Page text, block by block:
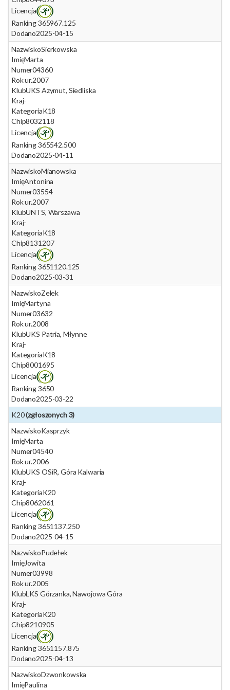
Licencja
Ranking 365967.125
Dodano2025-04-15
NazwiskoSierkowska
ImięMarta
Numer04360
Rok ur.2007
KlubUKS Azymut, Siedliska
Kraj-
KategoriaK18
Chip8032118
Licencja
Ranking 365542.500
Dodano2025-04-11
NazwiskoMianowska
ImięAntonina
Numer03554
Rok ur.2007
KlubUNTS, Warszawa
Kraj-
KategoriaK18
Chip8131207
Licencja
Ranking 3651120.125
Dodano2025-03-31
NazwiskoZelek
ImięMartyna
Numer03632
Rok ur.2008
KlubUKS Patria, Młynne
Kraj-
KategoriaK18
Chip8001695
Licencja
Ranking 3650
Dodano2025-03-22
K20(zgłoszonych 3)
NazwiskoKasprzyk
ImięMarta
Numer04540
Rok ur.2006
KlubUKS OSiR, Góra Kalwaria
Kraj-
KategoriaK20
Chip8062061
Licencja
Ranking 3651137.250
Dodano2025-04-15
NazwiskoPudełek
ImięJowita
Numer03998
Rok ur.2005
KlubLKS Górzanka, Nawojowa Góra
Kraj-
KategoriaK20
Chip8210905
Licencja
Ranking 3651157.875
Dodano2025-04-13
NazwiskoDzwonkowska
ImięPaulina